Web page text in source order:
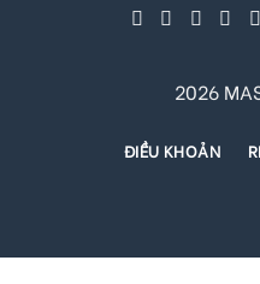
2026
ĐIỀU KHOẢN